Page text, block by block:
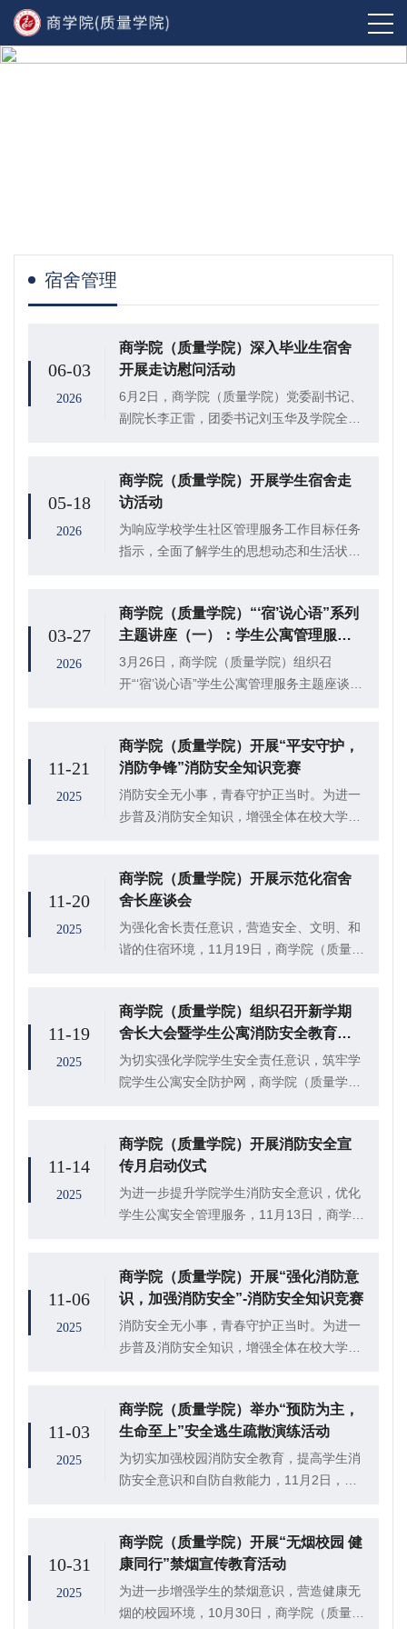
宿舍管理
06-03
2026
商学院（质量学院）深入毕业生宿舍
开展走访慰问活动
6月2日，商学院（质量学院）党委副书记、
副院长李正雷，团委书记刘玉华及学院全体
展安排，传递学院关怀的同时，为毕业生顺
利毕业、...
05-18
2026
商学院（质量学院）开展学生宿舍走
访活动
为响应学校学生社区管理服务工作目标任务
指示，全面了解学生的思想动态和生活状
华，辅导员高鹏、刘聪睿深入学生宿舍，检
查学生宿...
03-27
2026
商学院（质量学院）“‘宿’说心语”系列
主题讲座（一）：学生公寓管理服务
主题座谈会
3月26日，商学院（质量学院）组织召
开“‘宿’说心语”学生公寓管理服务主题座谈
11-21
2025
商学院（质量学院）开展“平安守护，
消防争锋”消防安全知识竞赛
消防安全无小事，青春守护正当时。为进一
步普及消防安全知识，增强全体在校大学生
中心宿管部携手易班工作站联合策划“平安守
护，消...
11-20
2025
商学院（质量学院）开展示范化宿舍
舍长座谈会
为强化舍长责任意识，营造安全、文明、和
谐的住宿环境，11月19日，商学院（质量学
行”示范化宿舍舍长座谈会，辅导员高鹏、...
11-19
2025
商学院（质量学院）组织召开新学期
舍长大会暨学生公寓消防安全教育大
会
为切实强化学院学生安全责任意识，筑牢学
院学生公寓安全防护网，商学院（质量学
副院长李树房及分管宿舍辅导员高鹏、刘聪
睿参会，会议...
11-14
2025
商学院（质量学院）开展消防安全宣
传月启动仪式
为进一步提升学院学生消防安全意识，优化
学生公寓安全管理服务，11月13日，商学院
长李树房，团委书记刘玉华，辅导员高鹏...
11-06
2025
商学院（质量学院）开展“强化消防意
识，加强消防安全”-消防安全知识竞赛
消防安全无小事，青春守护正当时。为进一
步普及消防安全知识，增强全体在校大学生
中心宿管部携手易班工作站联合策划“平安守
护，消...
11-03
2025
商学院（质量学院）举办“预防为主，
生命至上”安全逃生疏散演练活动
为切实加强校园消防安全教育，提高学生消
防安全意识和自防自救能力，11月2日，商
靠团委二级中心宿管部副部长李洪涛担任
主...
10-31
2025
商学院（质量学院）开展“无烟校园 健
康同行”禁烟宣传教育活动
为进一步增强学生的禁烟意识，营造健康无
烟的校园环境，10月30日，商学院（质量学